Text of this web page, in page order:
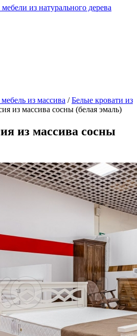
из натурального дерева
мебель из массива /Белые кровати из
из массива сосны (белая эмаль)
из массива сосны